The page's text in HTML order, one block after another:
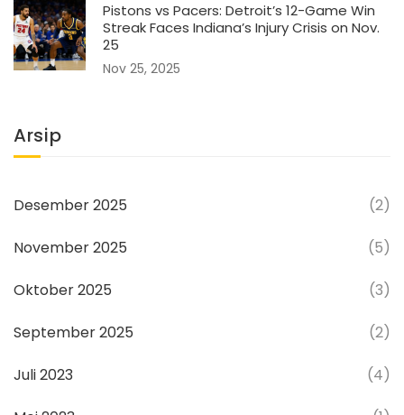
Pistons vs Pacers: Detroit’s 12-Game Win
Streak Faces Indiana’s Injury Crisis on Nov.
25
Nov 25, 2025
Arsip
Desember 2025 (2)
November 2025 (5)
Oktober 2025 (3)
September 2025 (2)
Juli 2023 (4)